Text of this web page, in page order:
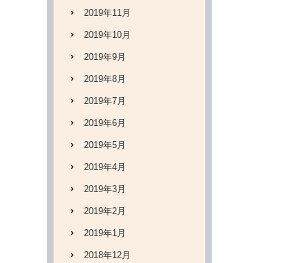
2019年11月
2019年10月
2019年9月
2019年8月
2019年7月
2019年6月
2019年5月
2019年4月
2019年3月
2019年2月
2019年1月
2018年12月